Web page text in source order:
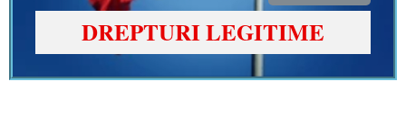
DREPTURI LEGITIME